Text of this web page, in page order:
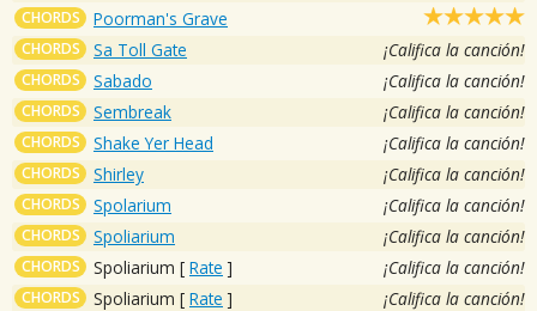
CHORDS Poorman's Grave
CHORDS Sa Toll Gate ¡Califica la canción!
CHORDS Sabado ¡Califica la canción!
CHORDS Sembreak ¡Califica la canción!
CHORDS Shake Yer Head ¡Califica la canción!
CHORDS Shirley ¡Califica la canción!
CHORDS Spolarium ¡Califica la canción!
CHORDS Spoliarium ¡Califica la canción!
CHORDS Spoliarium [ Rate ] ¡Califica la canción!
CHORDS Spoliarium [ Rate ] ¡Califica la canción!